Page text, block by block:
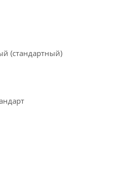
(стандартный)